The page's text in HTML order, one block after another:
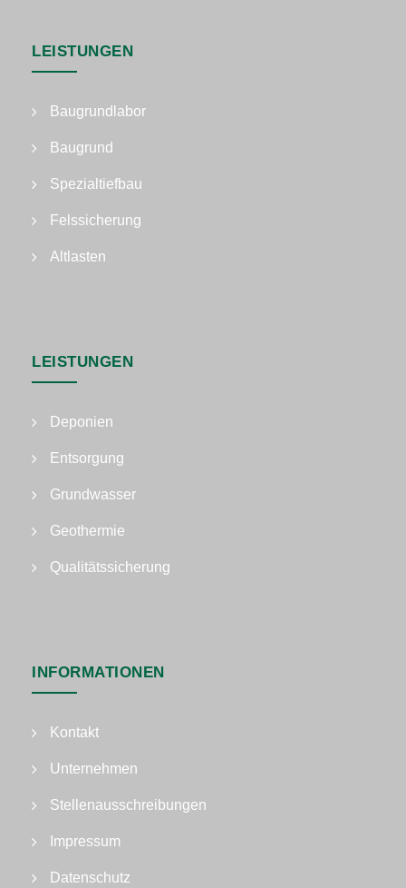
LEISTUNGEN
Baugrundlabor
Baugrund
Spezialtiefbau
Felssicherung
Altlasten
LEISTUNGEN
Deponien
Entsorgung
Grundwasser
Geothermie
Qualitätssicherung
INFORMATIONEN
Kontakt
Unternehmen
Stellenausschreibungen
Impressum
Datenschutz